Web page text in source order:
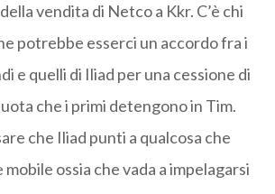
vendita di Netco a Kkr. C’è chi
potrebbe esserci un accordo fra i
e quelli di Iliad per una cessione di
che i primi detengono in Tim.
che Iliad punti a qualcosa che
ossia che vada a impelagarsi